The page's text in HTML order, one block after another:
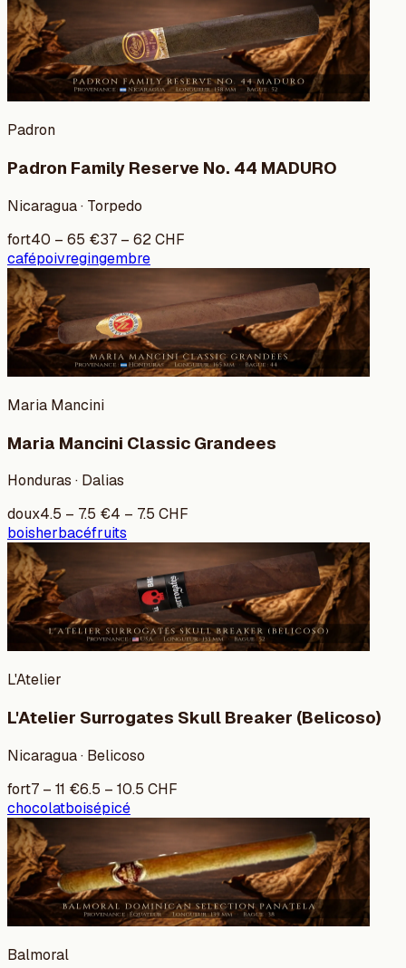
Padron
Padron Family Reserve No. 44 MADURO
Nicaragua · Torpedo
fort40 – 65 €37 – 62CHF
cafépoivregingembre
Maria Mancini
Maria Mancini Classic Grandees
Honduras · Dalias
doux4.5 – 7.5 €4 – 7.5 CHF
boisherbacéfruits
L'Atelier
L'Atelier Surrogates Skull Breaker (Belicoso)
Nicaragua · Belicoso
fort7 – 11 €6.5 – 10.5 CHF
chocolatboisépicé
Balmoral